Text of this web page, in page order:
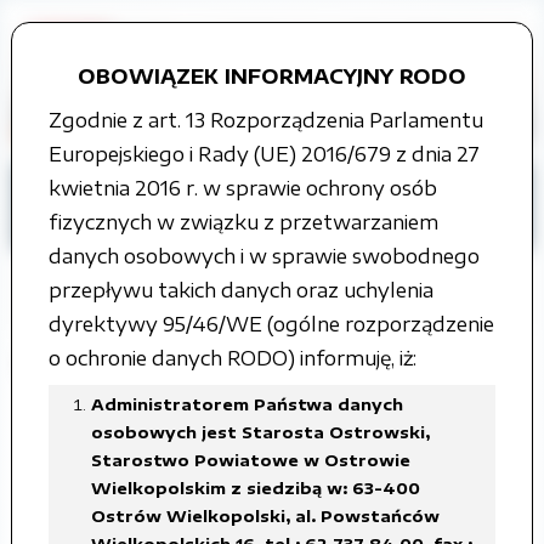
OBOWIĄZEK INFORMACYJNY RODO
Zgodnie z art. 13 Rozporządzenia Parlamentu
Europejskiego i Rady (UE) 2016/679 z dnia 27
kwietnia 2016 r. w sprawie ochrony osób
fizycznych w związku z przetwarzaniem
danych osobowych i w sprawie swobodnego
przepływu takich danych oraz uchylenia
dyrektywy 95/46/WE (ogólne rozporządzenie
o ochronie danych RODO) informuję, iż:
Administratorem Państwa danych
osobowych jest Starosta Ostrowski,
Starostwo Powiatowe w Ostrowie
Wielkopolskim z siedzibą w: 63-400
Ostrów Wielkopolski, al. Powstańców
Strona główna
Tablica ogłoszeń
Ogłoszenia i obwieszczenia
Ogłoszenie o konkursie
Zarząd Powiatu Ostrowskiego ogłasza
konkursna stanowisko dyrektora I Liceum
Ogólnokształcącegoim. Ks. J. Kompałły i W.
Lipskiegow Ostrowie Wielkopolskim, ul.